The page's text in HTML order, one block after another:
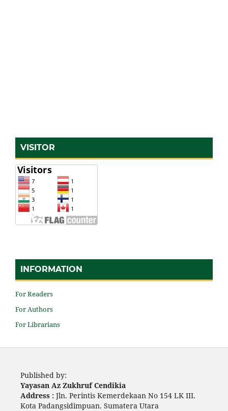
VISITOR
INFORMATION
For Readers
For Authors
For Librarians
Published by:
Yayasan Az Zukhruf Cendikia
Address :Jln. Perintis Kemerdekaan No 154 LK III.
Kota Padangsidimpuan. Sumatera Utara